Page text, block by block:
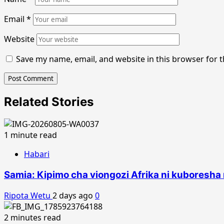
Email *
Website
Save my name, email, and website in this browser for
Related Stories
1 minute read
Habari
Samia: Kipimo cha viongozi Afrika ni
Ripota Wetu 2 days ago 0
2 minutes read